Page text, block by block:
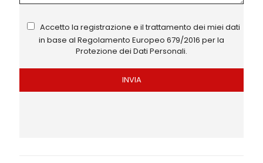
Accetto la registrazione e il trattamento dei miei dati
in base al Regolamento Europeo 679/2016 per la
Protezione dei Dati Personali.